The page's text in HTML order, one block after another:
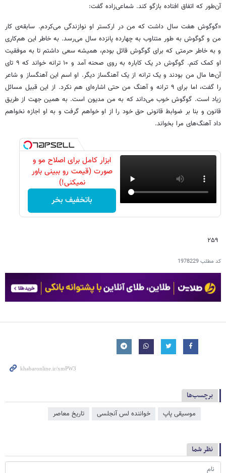
آن‌طور که اتفاق افتاده بازگو کند. شماعی‌زاده گفت:
«گوگوش هفت سال داشت که من در ارکستر او نوازندگی می‌کردم. سابقه‌ی کار
من و گوگوش به طور متناوب به چهارده پانزده سال می‌رسد. به خاطر این‌ هم‌کاری
و به خاطر حرمتی که برای گوگوش قائل بودم، همیشه سعی داشتم تا به موفقیت
او کمک کنم. گوگوش در یک کاباره به روی صحنه آمد و ۱۰ ترانه خواند که ۹ تای
آن‌ها مال من بودند و یک ترانه از یک آهنگساز دیگر. او اسم این آهنگساز و شاعر
را گفت، اما برای ۹ ترانه و آهنگ من حتی اشاره‌ای هم نکرد. از این قبیل مسائل
زیاد است. گوگوش خوب می‌داند که به من مدیون است. به همین جهت از طریق
قانون و بنا بر ضوابط قانونی حق خود را از او خواهم گرفت و به او اجازه نخواهم
داد آهنگ‌های مرا بخواند.
ابزار کامل برای اصلاح مو و
صورت (قیمت رو ببینی باور
نمیکنی!)
باتخفیف بخر
کد مطلب1978229
برچسب‌ها
موسیقی پاپ خواننده لس آنجلسی تاریخ معاصر
نظر شما